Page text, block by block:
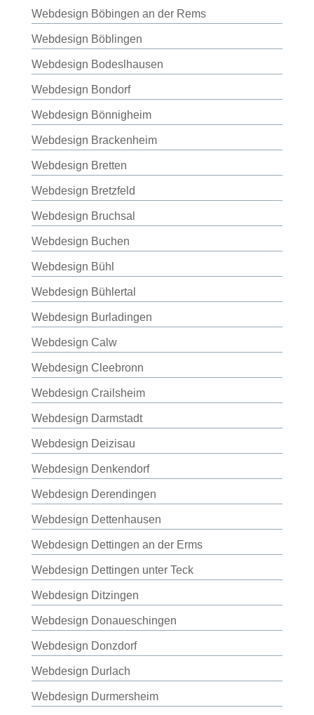
Webdesign Böbingen an der Rems
Webdesign Böblingen
Webdesign Bodeslhausen
Webdesign Bondorf
Webdesign Bönnigheim
Webdesign Brackenheim
Webdesign Bretten
Webdesign Bretzfeld
Webdesign Bruchsal
Webdesign Buchen
Webdesign Bühl
Webdesign Bühlertal
Webdesign Burladingen
Webdesign Calw
Webdesign Cleebronn
Webdesign Crailsheim
Webdesign Darmstadt
Webdesign Deizisau
Webdesign Denkendorf
Webdesign Derendingen
Webdesign Dettenhausen
Webdesign Dettingen an der Erms
Webdesign Dettingen unter Teck
Webdesign Ditzingen
Webdesign Donaueschingen
Webdesign Donzdorf
Webdesign Durlach
Webdesign Durmersheim